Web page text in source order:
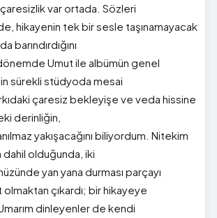
var ortada. Sözleri
hikayenin tek bir sesle taşınamayacak
barındırdığını
Umut ile albümün genel
sürekli stüdyoda mesai
çaresiz bekleyişe ve veda hissine
derinliğin,
yakışacağını biliyordum. Nitekim
dahil olduğunda, iki
yan yana durması parçayı
çıkardı; bir hikayeye
dinleyenler de kendi